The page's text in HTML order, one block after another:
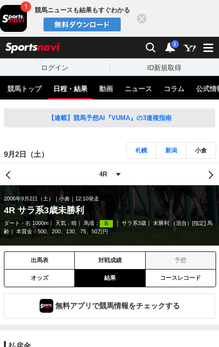
競馬ニュースも結果もすぐわかる
検索 通知
i
ログイン ID新規取得
競馬トップ 日程・結果 動画 ニュース コラム 公式情
【連載】競馬予想AI『VUMA』の3連複指南
9月2日（土） 札幌 新潟 小倉
2006年9月2日（土） 小倉 12:10発走
4R サラ系3歳未勝利
ダート・右 1000m 天気： 晴 馬場： 良 サラ系3歳
未勝利 （混合）[指定] 馬
齢
本賞金：500、200、130、75、50万円
出馬表 対戦成績 予想
オッズ 結果 コースレコード
無料アプリで競馬情報をチェックする